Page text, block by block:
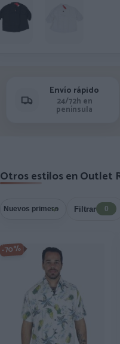
Envío rápido
24/72h en
península
Otros estilos en Outlet
Filtrar 0
-70%